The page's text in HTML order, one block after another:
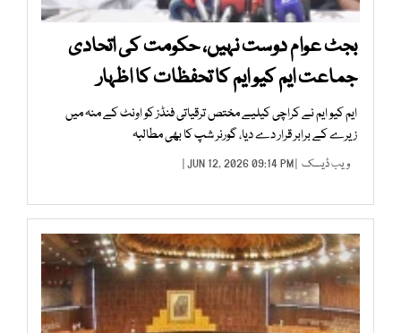
بجٹ عوام دوست نہیں، حکومت کی اتحادی
جماعت ایم کیو ایم کا تحفظات کا اظہار
ایم کیو ایم نے کراچی کیلیے مختص ترقیاتی فنڈز کو اونٹ کے منہ میں
زیرے کے برابر قرار دے دیا، گورنر شپ کا بھی مطالبہ
ویب ڈیسک | JUN 12, 2026 09:14 PM |